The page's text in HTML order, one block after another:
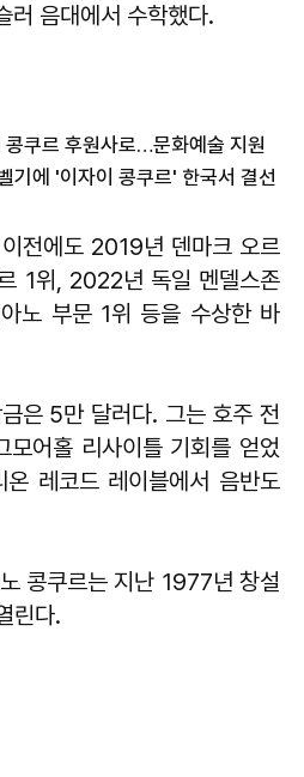
러 음대에서 수학했다.
쿠르 후원사로…문화예술 지원
기에 '이자이 콩쿠르' 한국서 결선
전에도 2019년 덴마크 오르
1위, 2022년 독일 멘델스존
노 부문 1위 등을 수상한 바
은 5만 달러다. 그는 호주 전
모어홀 리사이틀 기회를 얻었
레코드 레이블에서 음반도
콩쿠르는 지난 1977년 창설
린다.